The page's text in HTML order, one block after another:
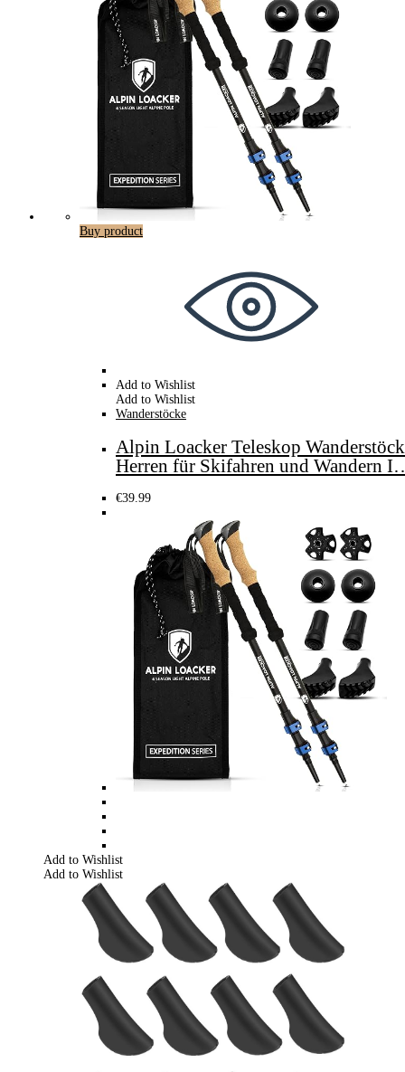
Buy product
Add to Wishlist
Add to Wishlist
Wanderstöcke
Alpin Loacker Teleskop
Herren für Skifahren und Wandern
€39.99
Add to Wishlist
Add to Wishlist